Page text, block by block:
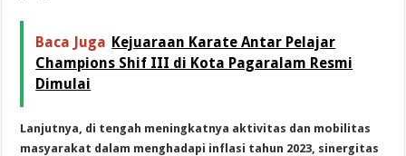
Baca Juga Kejuaraan Karate Antar Pelajar
Champions Shif III di Kota Pagaralam Resmi
Dimulai
Lanjutnya, di tengah meningkatnya aktivitas dan mobilitas
masyarakat dalam menghadapi inflasi tahun 2023, sinergitas